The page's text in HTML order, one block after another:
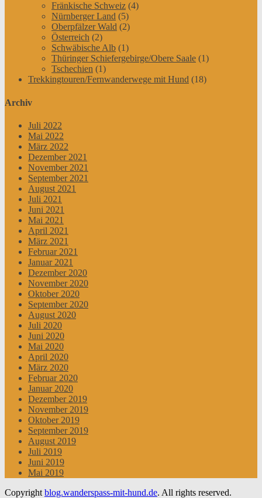
Fränkische Schweiz (4)
Nürnberger Land (5)
Oberpfälzer Wald (2)
Österreich (2)
Schwäbische Alb (1)
Thüringer Schiefergebirge/Obere Saale (1)
Tschechien (1)
Trekkingtouren/Fernwanderwege mit Hund (18)
Archiv
Juli 2022
Mai 2022
März 2022
Dezember 2021
November 2021
September 2021
August 2021
Juli 2021
Juni 2021
Mai 2021
April 2021
März 2021
Februar 2021
Januar 2021
Dezember 2020
November 2020
Oktober 2020
September 2020
August 2020
Juli 2020
Juni 2020
Mai 2020
April 2020
März 2020
Februar 2020
Januar 2020
Dezember 2019
November 2019
Oktober 2019
September 2019
August 2019
Juli 2019
Juni 2019
Mai 2019
Copyright blog.wanderspass-mit-hund.de. All rights reserved.